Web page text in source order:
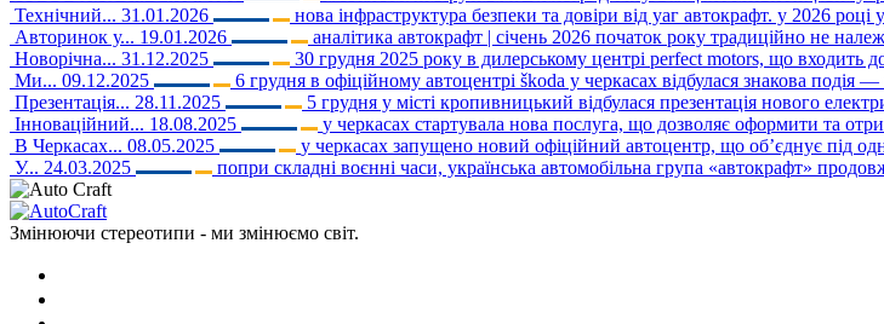
Технічний... 31.01.2026
нова інфраструктура безпеки та довіри від уаг автокрафт. у 2026
Авторинок у... 19.01.2026
аналітика автокрафт | січень 2026 початок року традиційно не
Новорічна... 31.12.2025
30 грудня 2025 року в дилерському центрі perfect motors, що входить
Ми... 09.12.2025
6 грудня в офіційному автоцентрі škoda у черкасах відбулася знакова подія
Презентація... 28.11.2025
5 грудня у місті кропивницький відбулася презентація нового
Інноваційний... 18.08.2025
у черкасах стартувала нова послуга, що дозволяє оформити та
В Черкасах... 08.05.2025
у черкасах запущено новий офіційний автоцентр, що об’єднує під
У... 24.03.2025 попри складні воєнні часи, українська автомобільна група «автокрафт»
Змінюючи стереотипи - ми змінюємо світ.